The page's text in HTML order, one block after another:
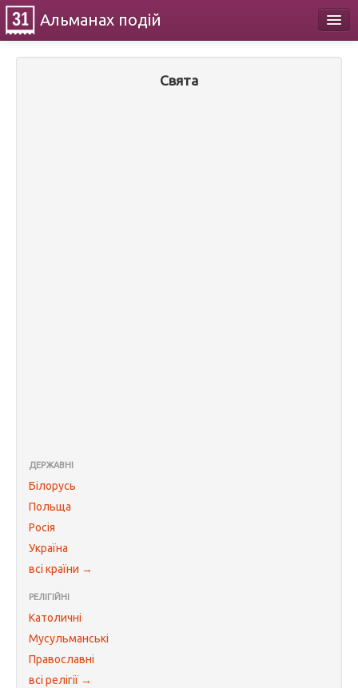
Альманах подій
Свята
ДЕРЖАВНІ
Білорусь
Польща
Росія
Україна
всі країни →
РЕЛІГІЙНІ
Католичні
Мусульманські
Православні
всі релігії →